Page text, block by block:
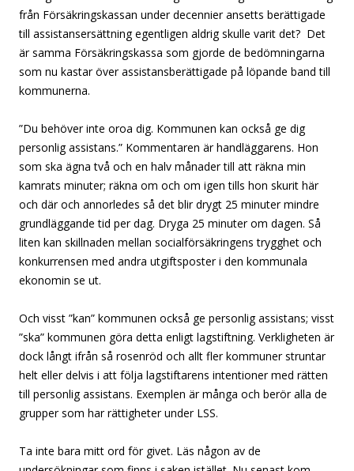
från Försäkringskassan under decennier ansetts berättigade
till assistansersättning egentligen aldrig skulle varit det? Det
är samma Försäkringskassa som gjorde de bedömningarna
som nu kastar över assistansberättigade på löpande band till
kommunerna.
”Du behöver inte oroa dig. Kommunen kan också ge dig
personlig assistans.” Kommentaren är handläggarens. Hon
som ska ägna två och en halv månader till att räkna min
kamrats minuter; räkna om och om igen tills hon skurit här
och där och annorledes så det blir drygt 25 minuter mindre
grundläggande tid per dag. Dryga 25 minuter om dagen. Så
liten kan skillnaden mellan socialförsäkringens trygghet och
konkurrensen med andra utgiftsposter i den kommunala
ekonomin se ut.
Och visst ”kan” kommunen också ge personlig assistans; visst
”ska” kommunen göra detta enligt lagstiftning. Verkligheten är
dock långt ifrån så rosenröd och allt fler kommuner struntar
helt eller delvis i att följa lagstiftarens intentioner med rätten
till personlig assistans. Exemplen är många och berör alla de
grupper som har rättigheter under LSS.
Ta inte bara mitt ord för givet. Läs någon av de